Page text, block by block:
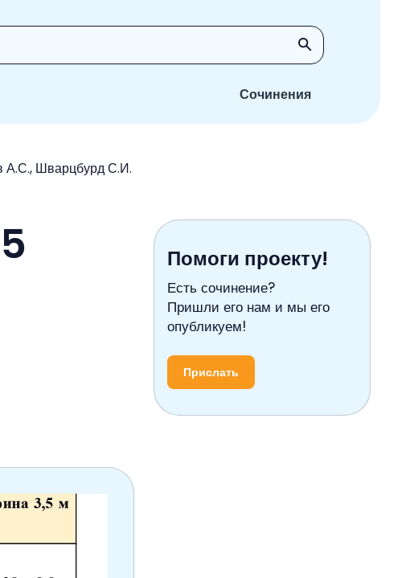
Сочинения
А.С., Шварцбурд С.И.
Помоги проекту!
Есть сочинение?
Пришли его нам и мы его
опубликуем!
Прислать